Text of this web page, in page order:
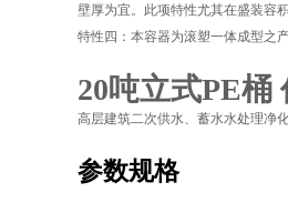
壁厚为宜。此项特性尤其在盛装容
特性四：本容器为滚塑一体成型之
20吨立式PE桶
高层建筑二次供水、蓄水水处理净
参数规格